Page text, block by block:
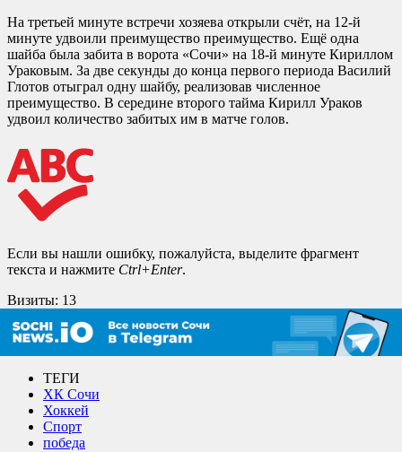
На третьей минуте встречи хозяева открыли счёт, на 12-й
минуте удвоили преимущество преимущество. Ещё одна
шайба была забита в ворота «Сочи» на 18-й минуте Кириллом
Ураковым. За две секунды до конца первого периода Василий
Глотов отыграл одну шайбу, реализовав численное
преимущество. В середине второго тайма Кирилл Ураков
удвоил количество забитых им в матче голов.
Если вы нашли ошибку, пожалуйста, выделите фрагмент
текста и нажмите Ctrl+Enter.
Визиты: 13
ТЕГИ
ХК Сочи
Хоккей
Спорт
победа